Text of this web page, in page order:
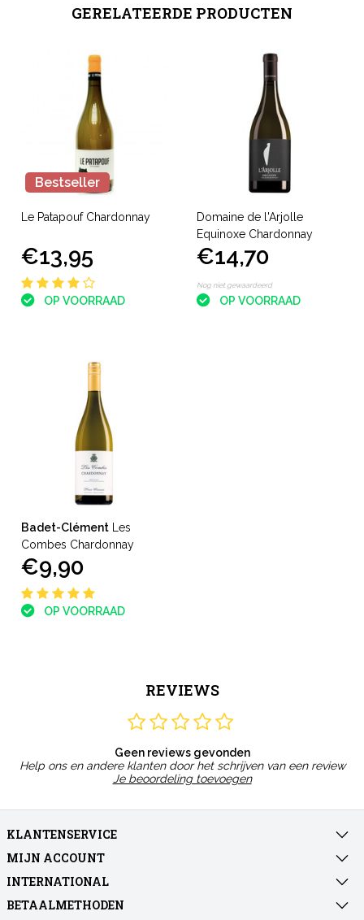
GERELATEERDE PRODUCTEN
Bestseller
Le Patapouf Chardonnay
€13,95
OP VOORRAAD
Domaine de l'Arjolle
Equinoxe Chardonnay
€14,70
Nog niet gewaardeerd
OP VOORRAAD
Badet-Clément
Les
Combes Chardonnay
€9,90
OP VOORRAAD
REVIEWS
Geen reviews gevonden
Help ons en andere klanten door het schrijven van een review
Je beoordeling toevoegen
KLANTENSERVICE
MIJN ACCOUNT
INTERNATIONAL
BETAALMETHODEN